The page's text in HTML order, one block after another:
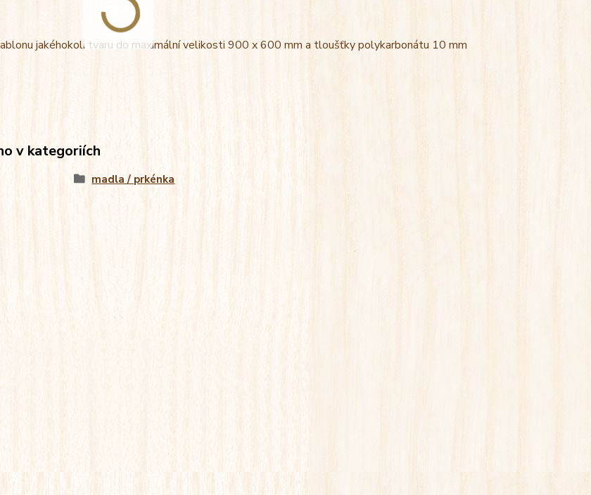
jakéhokoli tvaru do maximální velikosti 900 x 600 mm a tloušťky polykarbonátu 10 mm
v kategoriích
madla / prkénka